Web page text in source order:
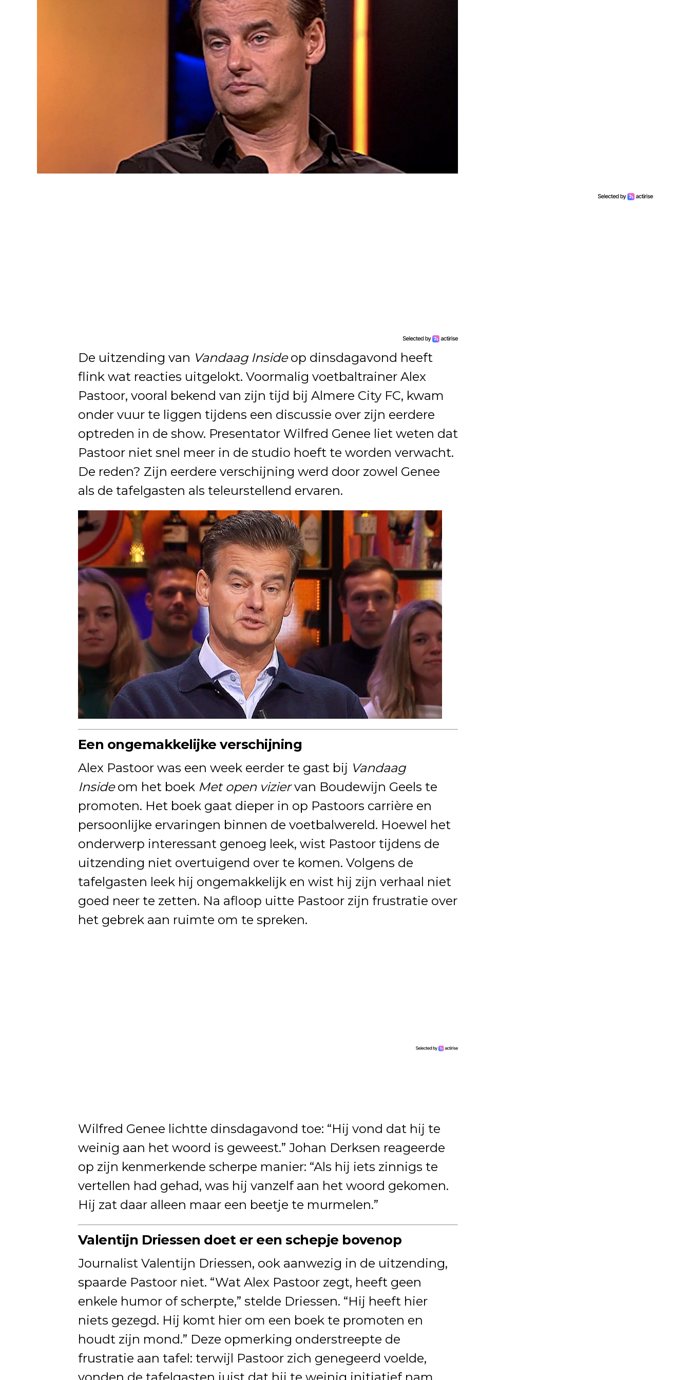
De uitzending van Vandaag Insideop dinsdagavond heeft
flink wat reacties uitgelokt. Voormalig voetbaltrainer Alex
Pastoor, vooral bekend van zijn tijd bij Almere City FC, kwam
onder vuur te liggen tijdens een discussie over zijn eerdere
optreden in de show. Presentator Wilfred Genee liet weten dat
Pastoor niet snel meer in de studio hoeft te worden verwacht.
De reden? Zijn eerdere verschijning werd door zowel Genee
als de tafelgasten als teleurstellend ervaren.
Een ongemakkelijke verschijning
Alex Pastoor was een week eerder te gast bij Vandaag
Insideom het boek Met open viziervan Boudewijn Geels te
promoten. Het boek gaat dieper in op Pastoors carrière en
persoonlijke ervaringen binnen de voetbalwereld. Hoewel het
onderwerp interessant genoeg leek, wist Pastoor tijdens de
uitzending niet overtuigend over te komen. Volgens de
tafelgasten leek hij ongemakkelijk en wist hij zijn verhaal niet
goed neer te zetten. Na afloop uitte Pastoor zijn frustratie over
het gebrek aan ruimte om te spreken.
Wilfred Genee lichtte dinsdagavond toe: “Hij vond dat hij te
weinig aan het woord is geweest.” Johan Derksen reageerde
op zijn kenmerkende scherpe manier: “Als hij iets zinnigs te
vertellen had gehad, was hij vanzelf aan het woord gekomen.
Hij zat daar alleen maar een beetje te murmelen.”
Valentijn Driessen doet er een schepje bovenop
Journalist Valentijn Driessen, ook aanwezig in de uitzending,
spaarde Pastoor niet. “Wat Alex Pastoor zegt, heeft geen
enkele humor of scherpte,” stelde Driessen. “Hij heeft hier
niets gezegd. Hij komt hier om een boek te promoten en
houdt zijn mond.” Deze opmerking onderstreepte de
frustratie aan tafel: terwijl Pastoor zich genegeerd voelde,